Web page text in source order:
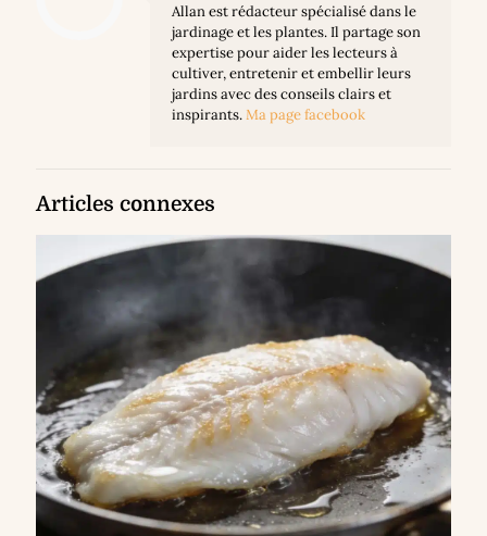
Allan est rédacteur spécialisé dans le
jardinage et les plantes. Il partage son
expertise pour aider les lecteurs à
cultiver, entretenir et embellir leurs
jardins avec des conseils clairs et
inspirants.Ma page facebook
Articles connexes